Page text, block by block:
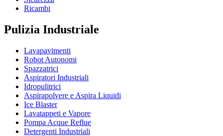
Ricambi
Pulizia Industriale
Lavapavimenti
Robot Autonomi
Spazzatrici
Aspiratori Industriali
Idropulitrici
Aspirapolvere e Aspira Liquidi
Ice Blaster
Lavatappeti e Vapore
Pompa Acque Reflue
Detergenti Industriali